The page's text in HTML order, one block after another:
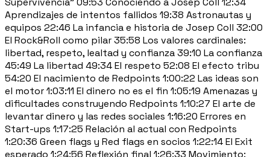
Aprendizajes de intentos fallidos 19:38 Astronautas y
equipos 22:46 La infancia e historia de Josep Coll 32:00
El Rock&Roll como pilar 35:58 Los valores cardinales:
libertad, respeto, lealtad y confianza 39:10 La confianza
45:49 La libertad 49:34 El respeto 52:08 El efecto tribu
54:20 El nacimiento de Redpoints 1:00:22 Las ideas son
el motor 1:03:11 El dinero no es el fin 1:05:19 Amenazas y
dificultades construyendo Redpoints 1:10:27 El arte de
levantar dinero y las redes sociales 1:16:20 Errores en
Start-ups 1:17:25 Relación al actual con Redpoints
1:20:36 Green flags y Red flags en socios 1:22:14 El Exit
esperado 1:24:56 Reflexión final 1:26:33 Movimiento: